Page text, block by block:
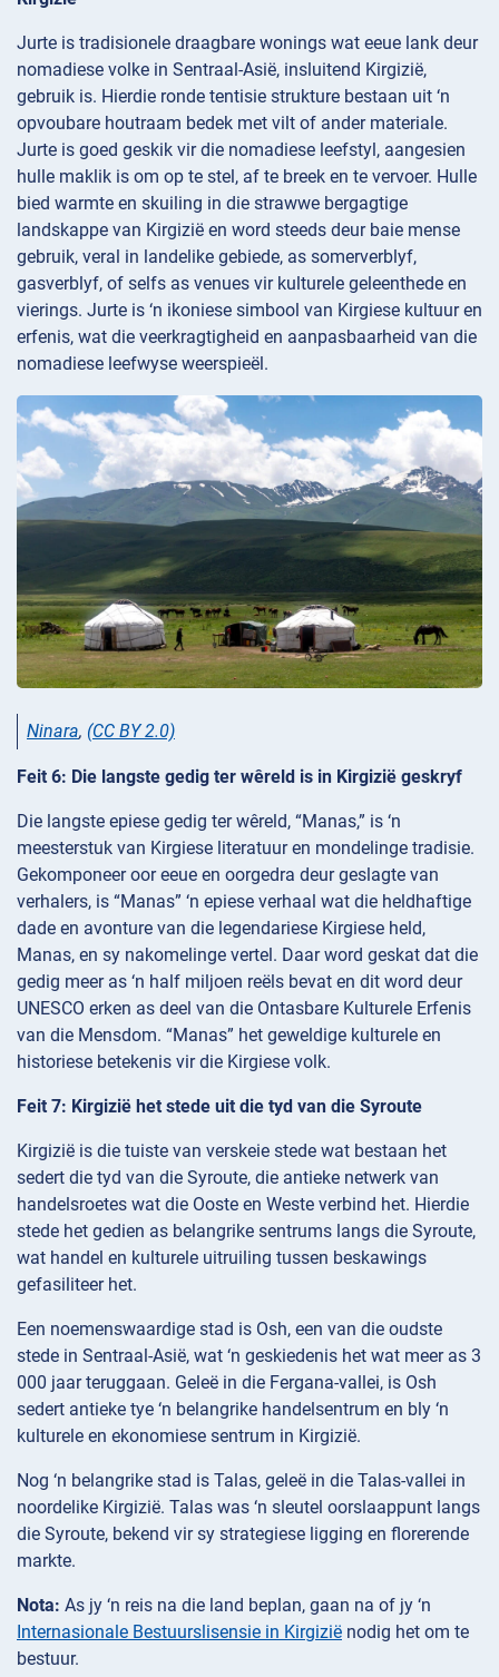
Jurte is tradisionele draagbare wonings wat eeue lank deur
nomadiese volke in Sentraal-Asië, insluitend Kirgizië,
gebruik is. Hierdie ronde tentisie strukture bestaan uit ‘n
opvoubare houtraam bedek met vilt of ander materiale.
Jurte is goed geskik vir die nomadiese leefstyl, aangesien
hulle maklik is om op te stel, af te breek en te vervoer. Hulle
bied warmte en skuiling in die strawwe bergagtige
landskappe van Kirgizië en word steeds deur baie mense
gebruik, veral in landelike gebiede, as somerverblyf,
gasverblyf, of selfs as venues vir kulturele geleenthede en
vierings. Jurte is ‘n ikoniese simbool van Kirgiese kultuur en
erfenis, wat die veerkragtigheid en aanpasbaarheid van die
nomadiese leefwyse weerspieël.
Ninara, (CC BY 2.0)
Feit 6: Die langste gedig ter wêreld is in Kirgizië geskryf
Die langste epiese gedig ter wêreld, “Manas,” is ‘n
meesterstuk van Kirgiese literatuur en mondelinge tradisie.
Gekomponeer oor eeue en oorgedra deur geslagte van
verhalers, is “Manas” ‘n epiese verhaal wat die heldhaftige
dade en avonture van die legendariese Kirgiese held,
Manas, en sy nakomelinge vertel. Daar word geskat dat die
gedig meer as ‘n half miljoen reëls bevat en dit word deur
UNESCO erken as deel van die Ontasbare Kulturele Erfenis
van die Mensdom. “Manas” het geweldige kulturele en
historiese betekenis vir die Kirgiese volk.
Feit 7: Kirgizië het stede uit die tyd van die Syroute
Kirgizië is die tuiste van verskeie stede wat bestaan het
sedert die tyd van die Syroute, die antieke netwerk van
handelsroetes wat die Ooste en Weste verbind het. Hierdie
stede het gedien as belangrike sentrums langs die Syroute,
wat handel en kulturele uitruiling tussen beskawings
gefasiliteer het.
Een noemenswaardige stad is Osh, een van die oudste
stede in Sentraal-Asië, wat ‘n geskiedenis het wat meer as 3
000 jaar teruggaan. Geleë in die Fergana-vallei, is Osh
sedert antieke tye ‘n belangrike handelsentrum en bly ‘n
kulturele en ekonomiese sentrum in Kirgizië.
Nog ‘n belangrike stad is Talas, geleë in die Talas-vallei in
noordelike Kirgizië. Talas was ‘n sleutel oorslaappunt langs
die Syroute, bekend vir sy strategiese ligging en florerende
markte.
Nota: As jy ‘n reis na die land beplan, gaan na of jy ‘n
Internasionale Bestuurslisensie in Kirgizië nodig het om te
bestuur.